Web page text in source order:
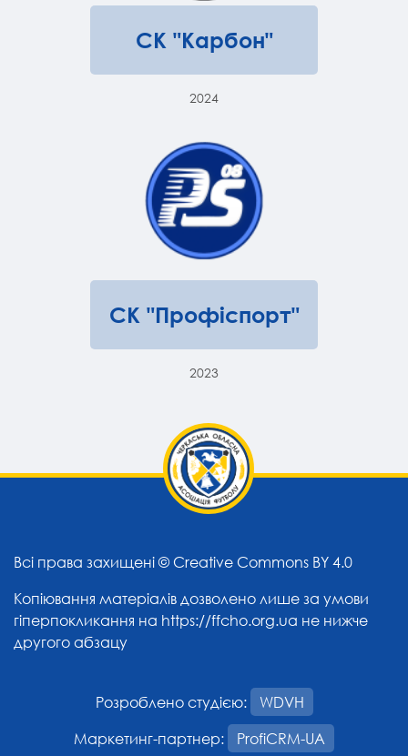
СК "Карбон"
2024
СК "Профіспорт"
2023
Всі права захищені © Creative Commons BY 4.0
Копіювання матеріалів дозволено лише за умови
гіперпокликання на https://ffcho.org.ua не нижче
другого абзацу
Розроблено студією:
WDVH
Маркетинг-партнер:
ProfiCRM-UA